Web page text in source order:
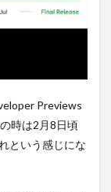
Previews
時は2月8日頃
という感じにな